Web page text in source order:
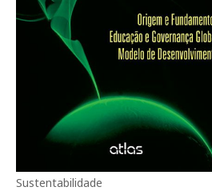
Sustentabilidade